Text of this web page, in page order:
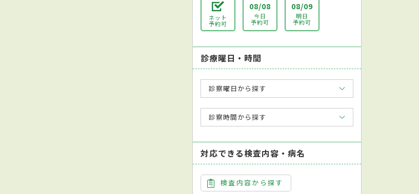
ネット
予約可
08/08
今日
予約可
08/09
明日
予約可
診療曜日・時間
診察曜日から探す
診察時間から探す
対応できる検査内容・病名
検査内容から探す